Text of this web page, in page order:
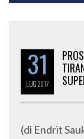
31
LUG2017
(di Endrit